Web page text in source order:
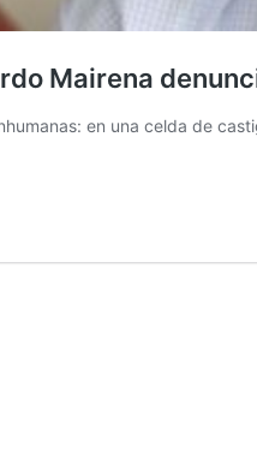
Mairena
en una celda de